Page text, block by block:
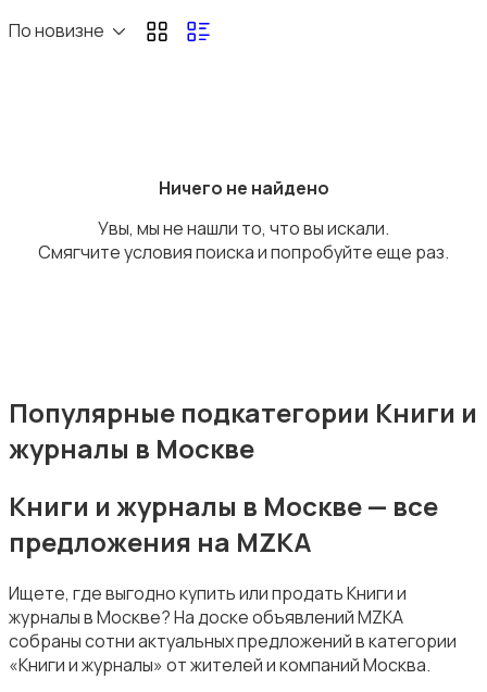
Игры для приставок и ПК
Книги и журналы
Музыка
По новизне
Ничего не найдено
Увы, мы не нашли то, что вы искали.
Смягчите условия поиска и попробуйте еще раз.
Популярные подкатегории Книги и
журналы в Москве
Книги и журналы в Москве — все
предложения на MZKA
Ищете, где выгодно купить или продать Книги и
журналы в Москве? На доске объявлений MZKA
собраны сотни актуальных предложений в категории
«Книги и журналы» от жителей и компаний Москва.